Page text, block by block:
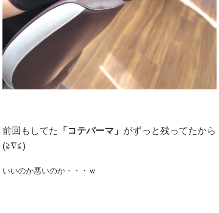
前回もしてた 「コテパーマ」 がずっと残ってたから
(≧∇≦)
いいのか悪いのか・・・ｗ